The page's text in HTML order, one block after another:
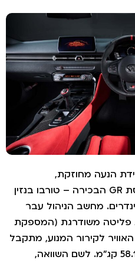
מחוזקת,
המתבססת על המנוע של גרסת GR הבכירה – טורבו בנזין
מחשב הניהול עבר
משודרגת (המספקת
לקירור המנוע, מתקבל
משופר של 435 כ"ס ו-58.1 קג"מ. לשם השוואה,